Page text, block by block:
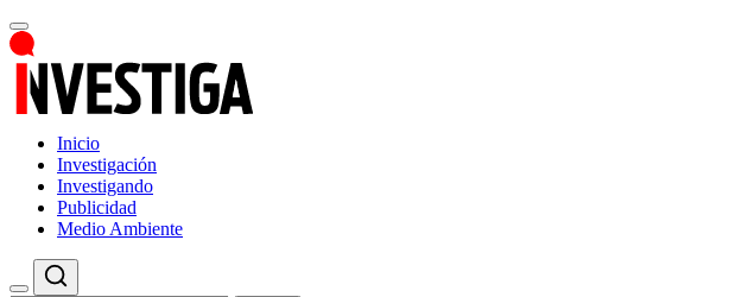
Inicio
Investigación
Investigando
Publicidad
Medio Ambiente